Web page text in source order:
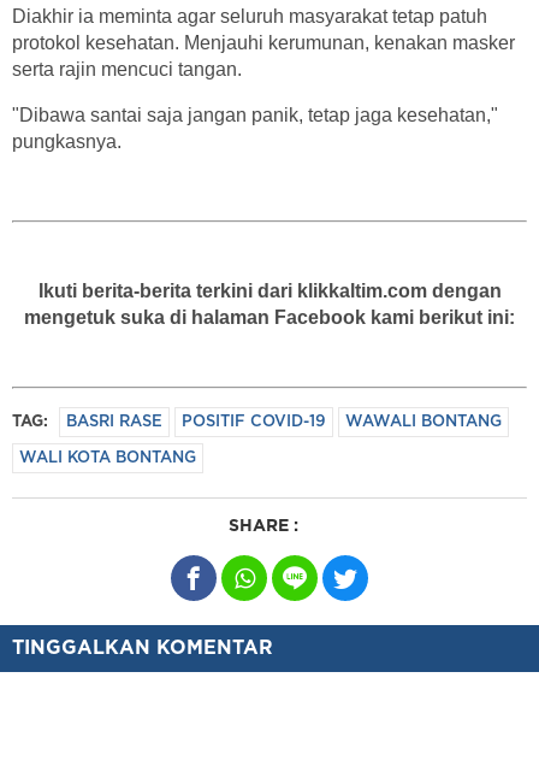
Diakhir ia meminta agar seluruh masyarakat tetap patuh
protokol kesehatan. Menjauhi kerumunan, kenakan masker
serta rajin mencuci tangan.
"Dibawa santai saja jangan panik, tetap jaga kesehatan,"
pungkasnya.
Ikuti berita-berita terkini dari klikkaltim.com dengan
mengetuk suka di halaman Facebook kami berikut ini:
TAG: BASRI RASE POSITIF COVID-19 WAWALI BONTANG
WALI KOTA BONTANG
SHARE :
TINGGALKAN KOMENTAR